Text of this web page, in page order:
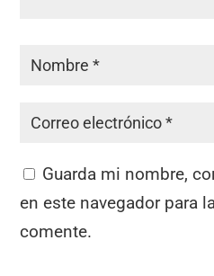
Guarda mi nombre,
en este navegador para
comente.